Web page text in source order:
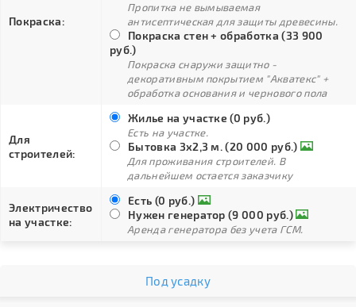
Покраска:
Пропитка не вымываемая
антисептическая для защиты древесины.
Покраска стен + обработка (33 900
руб.)
Покраска снаружи защитно -
декоративным покрытием "Акватекс" +
обработка основания и чернового пола
Для
строителей:
Жилье на участке (0 руб.)
Есть на участке.
Бытовка 3х2,3 м. (20 000 руб.)
Для проживания строителей. В
дальнейшем остается заказчику
Электричество
на участке:
Есть (0 руб.)
Нужен генератор (9 000 руб.)
Аренда генератора без учета ГСМ.
Под усадку